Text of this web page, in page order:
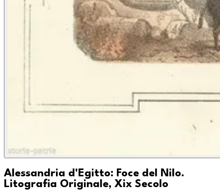
Alessandria d'Egitto: Foce del Nilo.
Litografia Originale, Xix Secolo